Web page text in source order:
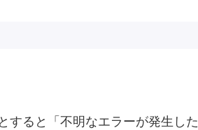
すると「不明なエラーが発生し